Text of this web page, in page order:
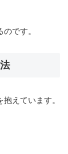
です。
えています。